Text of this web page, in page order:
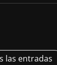
las entradas